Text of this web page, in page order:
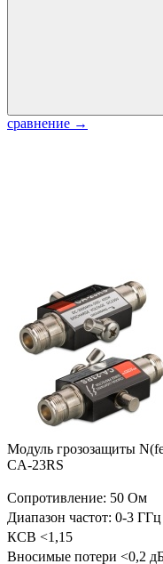
сравнение →
Модуль грозозащиты
CA-23RS
Сопротивление: 50 Ом
Диапазон частот: 0-3 ГГц
КСВ <1,15
Вносимые потери <0,2